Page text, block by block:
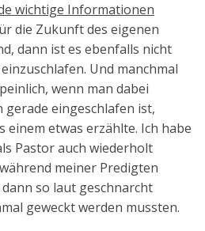
wichtige Informationen
die Zukunft des eigenen
dann ist es ebenfalls nicht
Und manchmal
wenn man dabei
gerade eingeschlafen ist,
einem etwas erzählte. Ich habe
Pastor auch wiederholt
meiner Predigten
so laut geschnarcht
geweckt werden mussten.